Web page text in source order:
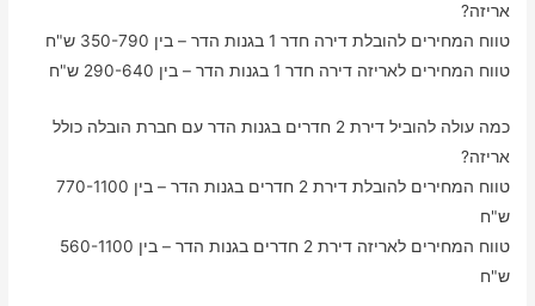
אריזה?
טווח המחירים להובלת דירה חדר 1 בגנות הדר – בין 350-790 ש"ח
טווח המחירים לאריזה דירה חדר 1 בגנות הדר – בין 290-640 ש"ח
כמה עולה להוביל דירת 2 חדרים בגנות הדר עם חברת הובלה כולל
אריזה?
טווח המחירים להובלת דירת 2 חדרים בגנות הדר – בין 770-1100
ש"ח
טווח המחירים לאריזה דירת 2 חדרים בגנות הדר – בין 560-1100
ש"ח